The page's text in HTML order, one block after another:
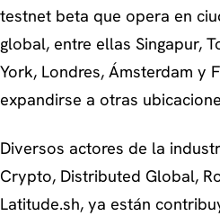
testnet beta que opera en
global, entre ellas Singapur,
York, Londres, Ámsterdam y
expandirse a otras
Diversos actores de la
Crypto, Distributed Global,
Latitude.sh, ya están